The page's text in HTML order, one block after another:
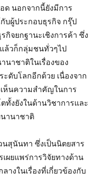
ด นอกจากนี้ยังมีการ
บผู้ประกอบธุรกิจ กรุ๊ป
กิจยกฐานะเชิงการค้า ซึ่ง
ล้วก็กลุ่มชนทั่วๆไป
นาชาติในเรื่องของ
ดับโลกอีกด้วย เนื่องจาก
ห็นความสำคัญในการ
ทั้งยังในด้านวิชาการและ
นานาชาติ
สุนันทา ซึ่งเป็นนิตยสาร
ผยแพร่การวิจัยทางด้าน
างในเรื่องที่เกี่ยวข้องกับ